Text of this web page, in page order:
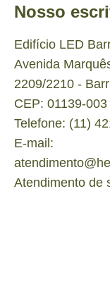
Nosso
Edifício LED
Avenida
2209/2210 -
CEP: 01139-003
Telefone: (11)
E-mail:
Atendimento de